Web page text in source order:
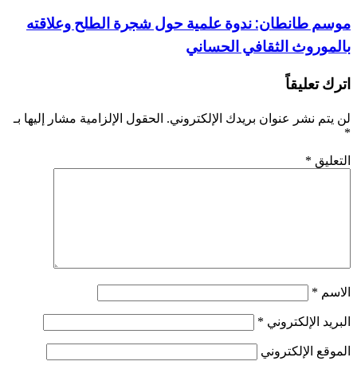
موسم طانطان: ندوة علمية حول شجرة الطلح وعلاقته
بالموروث الثقافي الحساني
اترك تعليقاً
لن يتم نشر عنوان بريدك الإلكتروني. الحقول الإلزامية مشار إليها بـ
*
التعليق *
الاسم *
البريد الإلكتروني *
الموقع الإلكتروني